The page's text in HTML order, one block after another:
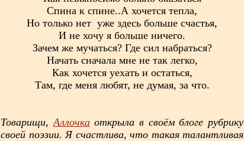
Спина к спине..А хочется тепла,
Но только нет уже здесь больше счастья,
И не хочу я больше ничего.
Зачем же мучаться? Где сил набраться?
Начать сначала мне не так легко,
Как хочется уехать и остаться,
Там, где меня любят, не думая, за что.
Товарищи, Аллочкаоткрыла в своём блоге рубрику
своей поэзии. Я счастлива, что такая талантливая